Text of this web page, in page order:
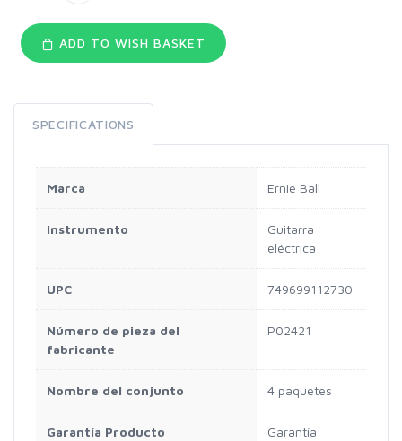
ADD TO WISH BASKET
SPECIFICATIONS
Marca Ernie Ball
Instrumento
Guitarra
eléctrica
UPC 749699112730
Número de pieza del
fabricante
P02421
Nombre del conjunto 4 paquetes
Garantía Producto
Garantía